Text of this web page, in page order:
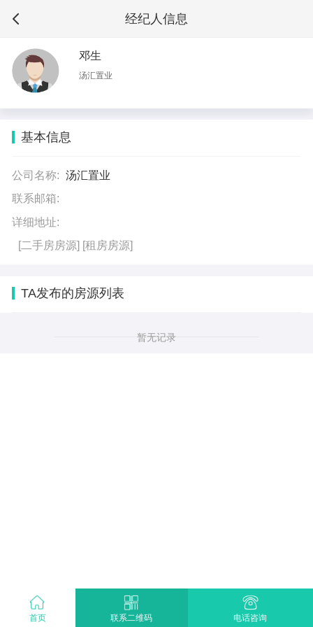
经纪人信息
首页 联系二维码 电话咨询
邓生
汤汇置业
基本信息
公司名称: 汤汇置业
联系邮箱:
详细地址:
[二手房房源] [租房房源]
TA发布的房源列表
暂无记录